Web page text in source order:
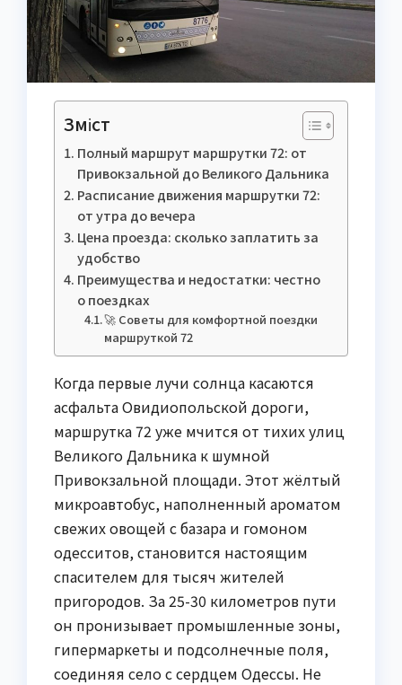
Зміст
Полный маршрут маршрутки 72: от
Привокзальной до Великого Дальника
Расписание движения маршрутки 72:
от утра до вечера
Цена проезда: сколько заплатить за
удобство
Преимущества и недостатки: честно
о поездках
🚀 Советы для комфортной поездки
маршруткой 72
Когда первые лучи солнца касаются
асфальта Овидиопольской дороги,
маршрутка 72 уже мчится от тихих улиц
Великого Дальника к шумной
Привокзальной площади. Этот жёлтый
микроавтобус, наполненный ароматом
свежих овощей с базара и гомоном
одесситов, становится настоящим
спасителем для тысяч жителей
пригородов. За 25-30 километров пути
он пронизывает промышленные зоны,
гипермаркеты и подсолнечные поля,
соединяя село с сердцем Одессы. Не